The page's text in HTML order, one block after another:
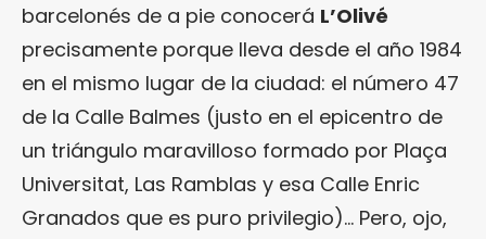
barcelonés de a pie conocerá L’Olivé
precisamente porque lleva desde el año 1984
en el mismo lugar de la ciudad: el número 47
de la Calle Balmes (justo en el epicentro de
un triángulo maravilloso formado por Plaça
Universitat, Las Ramblas y esa Calle Enric
Granados que es puro privilegio)… Pero, ojo,